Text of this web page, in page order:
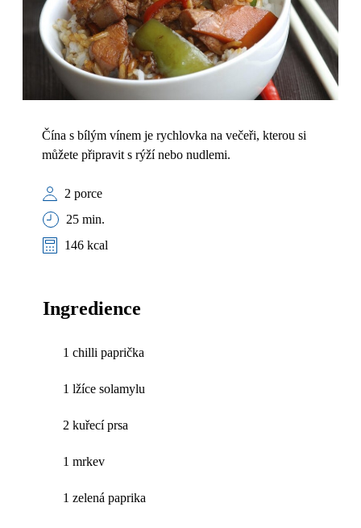
Čína s bílým vínem je rychlovka na večeři, kterou si
můžete připravit s rýží nebo nudlemi.
2 porce
25 min.
146 kcal
Ingredience
1 chilli paprička
1 lžíce solamylu
2 kuřecí prsa
1 mrkev
1 zelená paprika